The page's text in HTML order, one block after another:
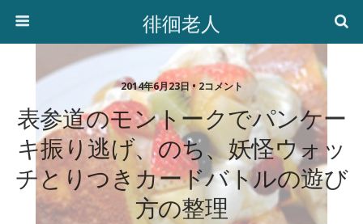
徘徊老人
2014年6月23日 • 2コメント
表参道のモントークでパンケー
キ振り逃げ、のち、妖怪ウォッ
チとりつきカードバトルの遊び
方の整理